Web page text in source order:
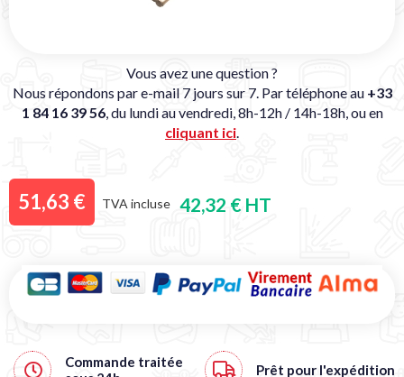
Vous avez une question ?
Nous répondons par e-mail 7 jours sur 7. Par téléphone au +33
1 84 16 39 56, du lundi au vendredi, 8h-12h / 14h-18h, ou en
cliquant ici.
51,63 € TVA incluse 42,32 € HT
Commande traitée
Prêt pour l'expédition